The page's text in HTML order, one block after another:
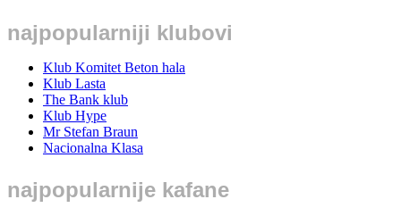
najpopularniji klubovi
Klub Komitet Beton hala
Klub Lasta
The Bank klub
Klub Hype
Mr Stefan Braun
Nacionalna Klasa
najpopularnije kafane